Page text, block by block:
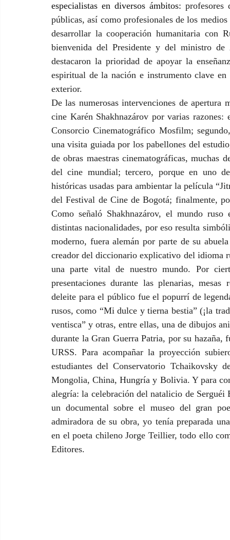
especialistas en diversos ámbitos: profesores
públicas, así como profesionales de los
desarrollar la cooperación humanitaria con
bienvenida del Presidente y del ministro de
destacaron la prioridad de apoyar la
espiritual de la nación e instrumento clave
exterior.
De las numerosas intervenciones de
cine Karén Shakhnazárov por varias
Consorcio Cinematográfico Mosfilm;
una visita guiada por los pabellones del
de obras maestras cinematográficas, muchas
del cine mundial; tercero, porque en uno
históricas usadas para ambientar la película
del Festival de Cine de Bogotá; finalmente,
Como señaló Shakhnazárov, el mundo
distintas nacionalidades, por eso resulta
moderno, fuera alemán por parte de su
creador del diccionario explicativo del idioma
una parte vital de nuestro mundo. Por
presentaciones durante las plenarias,
deleite para el público fue el popurrí de
rusos, como “Mi dulce y tierna bestia” (¡la
ventisca” y otras, entre ellas, una de dibujos
durante la Gran Guerra Patria, por su hazaña,
URSS. Para acompañar la proyección
estudiantes del Conservatorio Tchaikovsky
Mongolia, China, Hungría y Bolivia. Y para
alegría: la celebración del natalicio de
un documental sobre el museo del gran
admiradora de su obra, yo tenía preparada
en el poeta chileno Jorge Teillier, todo ello
Editores.